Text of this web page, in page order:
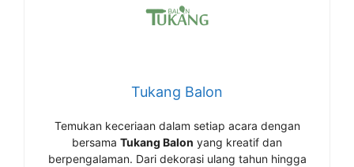
Tukang Balon
Temukan keceriaan dalam setiap acara dengan
bersama Tukang Balon yang kreatif dan
berpengalaman. Dari dekorasi ulang tahun hingga